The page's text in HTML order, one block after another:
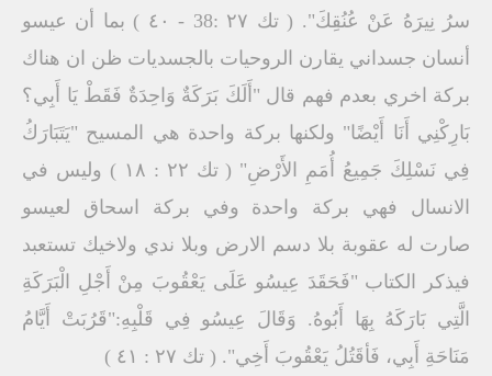
سرُ نِيرَهُ عَنْ عُنُقِكَ". ( تك ٢٧ :38 - ٤٠ ) بما أن عيسو
أنسان جسداني يقارن الروحيات بالجسديات ظن ان هناك
بركة اخري بعدم فهم قال "أَلَكَ بَرَكَةٌ وَاحِدَةٌ فَقَطْ يَا أَبِي؟
بَارِكْنِي أَنَا أَيْضًا" ولكنها بركة واحدة هي المسيح "يَتَبَارَكُ
فِي نَسْلِكَ جَمِيعُ أُمَمِ الأَرْضِ" ( تك ٢٢ : ١٨ ) وليس في
الانسال فهي بركة واحدة وفي بركة اسحاق لعيسو
صارت له عقوبة بلا دسم الارض وبلا ندي ولاخيك تستعبد
فيذكر الكتاب "فَحَقَدَ عِيسُو عَلَى يَعْقُوبَ مِنْ أَجْلِ الْبَرَكَةِ
الَّتِي بَارَكَهُ بِهَا أَبُوهُ. وَقَالَ عِيسُو فِي قَلْبِهِ:"قَرُبَتْ أَيَّامُ
مَنَاحَةِ أَبِي، فَأقَتُلُ يَعْقُوبَ أَخِي". ( تك ٢٧ : ٤١ )